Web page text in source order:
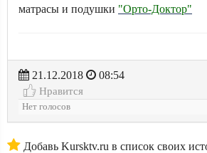
матрасы и подушки "Орто-Доктор"
21.12.2018
08:54
Нравится
Нет голосов
Добавь Kursktv.ru в список своих